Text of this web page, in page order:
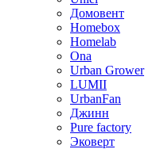
Домовент
Homebox
Homelab
Ona
Urban Grower
LUMII
UrbanFan
Джинн
Pure factory
Эковерт